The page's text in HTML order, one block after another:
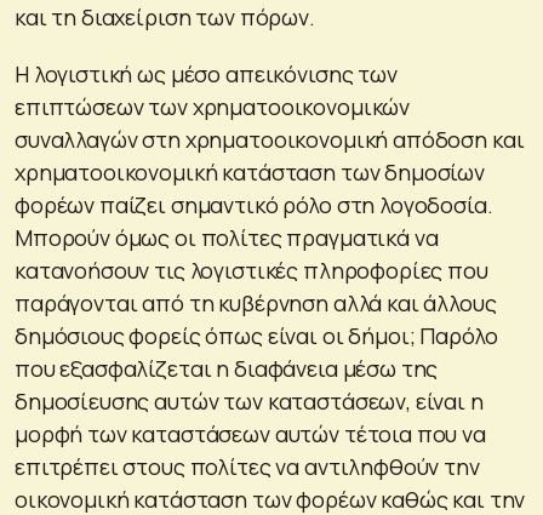
και τη διαχείριση των πόρων.
Η λογιστική ως μέσο απεικόνισης των
επιπτώσεων των χρηματοοικονομικών
συναλλαγών στη χρηματοοικονομική απόδοση και
χρηματοοικονομική κατάσταση των δημοσίων
φορέων παίζει σημαντικό ρόλο στη λογοδοσία.
Μπορούν όμως οι πολίτες πραγματικά να
κατανοήσουν τις λογιστικές πληροφορίες που
παράγονται από τη κυβέρνηση αλλά και άλλους
δημόσιους φορείς όπως είναι οι δήμοι; Παρόλο
που εξασφαλίζεται η διαφάνεια μέσω της
δημοσίευσης αυτών των καταστάσεων, είναι η
μορφή των καταστάσεων αυτών τέτοια που να
επιτρέπει στους πολίτες να αντιληφθούν την
οικονομική κατάσταση των φορέων καθώς και την